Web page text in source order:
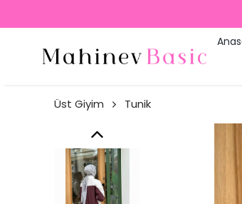
Üst Giyim Tunik